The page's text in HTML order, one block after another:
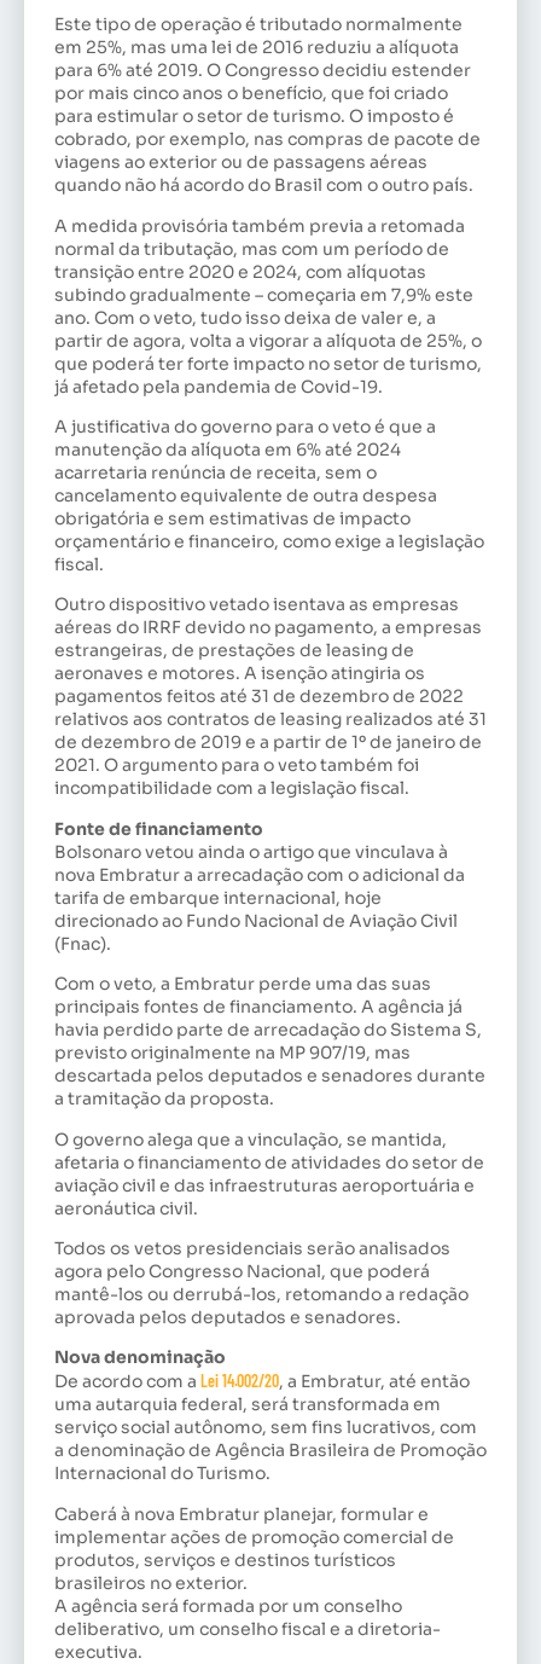
Este tipo de operação é tributado normalmente
em 25%, mas uma lei de 2016 reduziu a alíquota
para 6% até 2019. O Congresso decidiu estender
por mais cinco anos o benefício, que foi criado
para estimular o setor de turismo. O imposto é
cobrado, por exemplo, nas compras de pacote de
viagens ao exterior ou de passagens aéreas
quando não há acordo do Brasil com o outro país.
A medida provisória também previa a retomada
normal da tributação, mas com um período de
transição entre 2020 e 2024, com alíquotas
subindo gradualmente – começaria em 7,9% este
ano. Com o veto, tudo isso deixa de valer e, a
partir de agora, volta a vigorar a alíquota de 25%, o
que poderá ter forte impacto no setor de turismo,
já afetado pela pandemia de Covid-19.
A justificativa do governo para o veto é que a
manutenção da alíquota em 6% até 2024
acarretaria renúncia de receita, sem o
cancelamento equivalente de outra despesa
obrigatória e sem estimativas de impacto
orçamentário e financeiro, como exige a legislação
fiscal.
Outro dispositivo vetado isentava as empresas
aéreas do IRRF devido no pagamento, a empresas
estrangeiras, de prestações de leasing de
aeronaves e motores. A isenção atingiria os
pagamentos feitos até 31 de dezembro de 2022
relativos aos contratos de leasing realizados até 31
de dezembro de 2019 e a partir de 1º de janeiro de
2021. O argumento para o veto também foi
incompatibilidade com a legislação fiscal.
Fonte de financiamento
Bolsonaro vetou ainda o artigo que vinculava à
nova Embratur a arrecadação com o adicional da
tarifa de embarque internacional, hoje
direcionado ao Fundo Nacional de Aviação Civil
(Fnac).
Com o veto, a Embratur perde uma das suas
principais fontes de financiamento. A agência já
havia perdido parte de arrecadação do Sistema S,
previsto originalmente na MP 907/19, mas
descartada pelos deputados e senadores durante
a tramitação da proposta.
O governo alega que a vinculação, se mantida,
afetaria o financiamento de atividades do setor de
aviação civil e das infraestruturas aeroportuária e
aeronáutica civil.
Todos os vetos presidenciais serão analisados
agora pelo Congresso Nacional, que poderá
mantê-los ou derrubá-los, retomando a redação
aprovada pelos deputados e senadores.
Nova denominação
De acordo com a Lei 14.002/20, a Embratur, até então
uma autarquia federal, será transformada em
serviço social autônomo, sem fins lucrativos, com
a denominação de Agência Brasileira de Promoção
Internacional do Turismo.
Caberá à nova Embratur planejar, formular e
implementar ações de promoção comercial de
produtos, serviços e destinos turísticos
brasileiros no exterior.
A agência será formada por um conselho
deliberativo, um conselho fiscal e a diretoria-
executiva.